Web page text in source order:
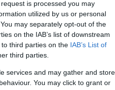
is processed you may
utilized by us or personal
may separately opt-out of the
on the IAB’s list of downstream
third parties on the IAB’s List of
third parties.
services and may gather and store
You may click to grant or